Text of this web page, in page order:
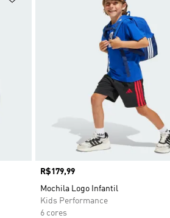
Preço
R$179,99
Mochila Logo Infantil
Kids Performance
6 cores